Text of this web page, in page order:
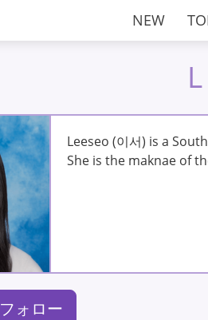
NEW
Leeseo (이서) is a
She is the maknae of
フォロー